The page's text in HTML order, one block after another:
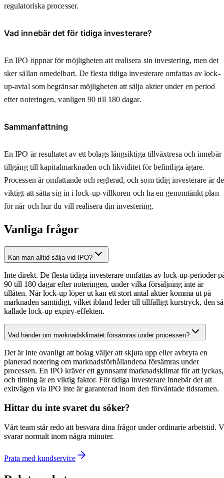
regulatoriska processer.
Vad innebär det för tidiga investerare?
En IPO öppnar för möjligheten att realisera sin investering, men det
sker sällan omedelbart. De flesta tidiga investerare omfattas av lock-
up-avtal som begränsar möjligheten att sälja aktier under en period
efter noteringen, vanligen 90 till 180 dagar.
Sammanfattning
En IPO är resultatet av ett bolags långsiktiga tillväxtresa och innebär
tillgång till kapitalmarknaden och likviditet för befintliga ägare.
Processen är omfattande och reglerad, och som tidig investerare är
viktigt att sätta sig in i lock-up-villkoren och ha en genomtänkt plan
för när och hur du vill realisera din investering.
Vanliga frågor
Kan man alltid sälja vid IPO?
Inte direkt. De flesta tidiga investerare omfattas av lock-up-perioder
90 till 180 dagar efter noteringen, under vilka försäljning inte är
tillåten. När lock-up löper ut kan ett stort antal aktier komma ut på
marknaden samtidigt, vilket ibland leder till tillfälligt kurstryck, den så
kallade lock-up expiry-effekten.
Vad händer om marknadsklimatet försämras under processen?
Det är inte ovanligt att bolag väljer att skjuta upp eller avbryta en
planerad notering om marknadsförhållandena försämras under
processen. En IPO kräver ett gynnsamt marknadsklimat för att lyckas,
och timing är en viktig faktor. För tidiga investerare innebär det att
exitvägen via IPO inte är garanterad inom den förväntade tidsramen.
Hittar du inte svaret du söker?
Vårt team står redo att besvara dina frågor under ordinarie arbetstid.
svarar normalt inom några minuter.
Prata med kundservice